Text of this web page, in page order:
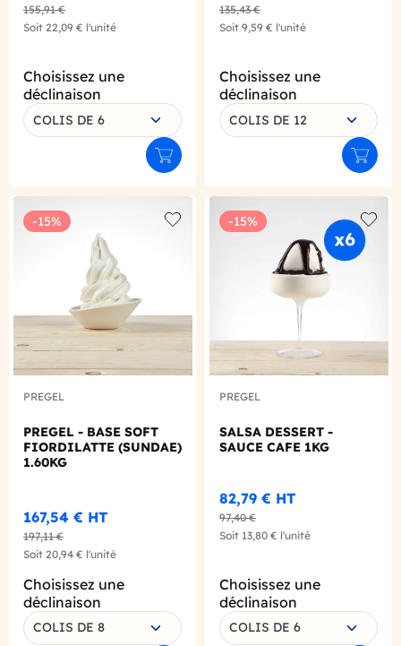
155,91 €
Soit 22,09 € l'unité
Choisissez une
déclinaison
COLIS DE 6
Ajouter au panier
135,43 €
Soit 9,59 € l'unité
Choisissez une
déclinaison
COLIS DE 12
-15%
Add to wishlist
PREGEL
PREGEL - BASE SOFT
FIORDILATTE (SUNDAE)
1.60KG
167,54 € HT
197,11 €
Soit 20,94 € l'unité
Choisissez une
déclinaison
COLIS DE 8
-15%
Add
PREGEL
SALSA DESSERT -
SAUCE CAFE 1KG
82,79 € HT
97,40 €
Soit 13,80 € l'unité
Choisissez une
déclinaison
COLIS DE 6